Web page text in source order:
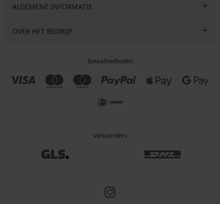
ALGEMENE INFORMATIE
OVER HET BEDRIJF
Betaalmethoden
Vervoerders